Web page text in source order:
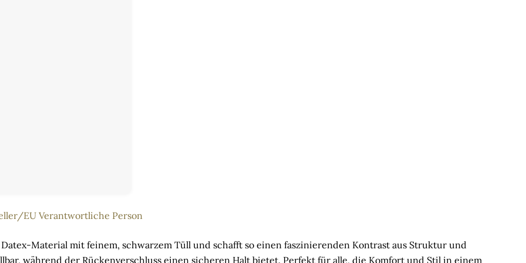
EU Verantwortliche Person
Material mit feinem, schwarzem Tüll und schafft so einen faszinierenden Kontrast aus Struktur und
während der Rückenverschluss einen sicheren Halt bietet. Perfekt für alle, die Komfort und Stil in einem